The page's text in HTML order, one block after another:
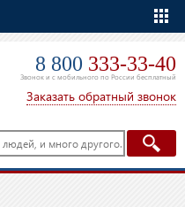
8 800 333-33-40
Звонок и с мобильного по России бесплатный
Заказать обратный звонок